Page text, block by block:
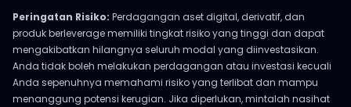
Peringatan Risiko: Perdagangan aset digital, derivatif, dan
produk berleverage memiliki tingkat risiko yang tinggi dan dapat
mengakibatkan hilangnya seluruh modal yang diinvestasikan.
Anda tidak boleh melakukan perdagangan atau investasi kecuali
Anda sepenuhnya memahami risiko yang terlibat dan mampu
menanggung potensi kerugian. Jika diperlukan, mintalah nasihat